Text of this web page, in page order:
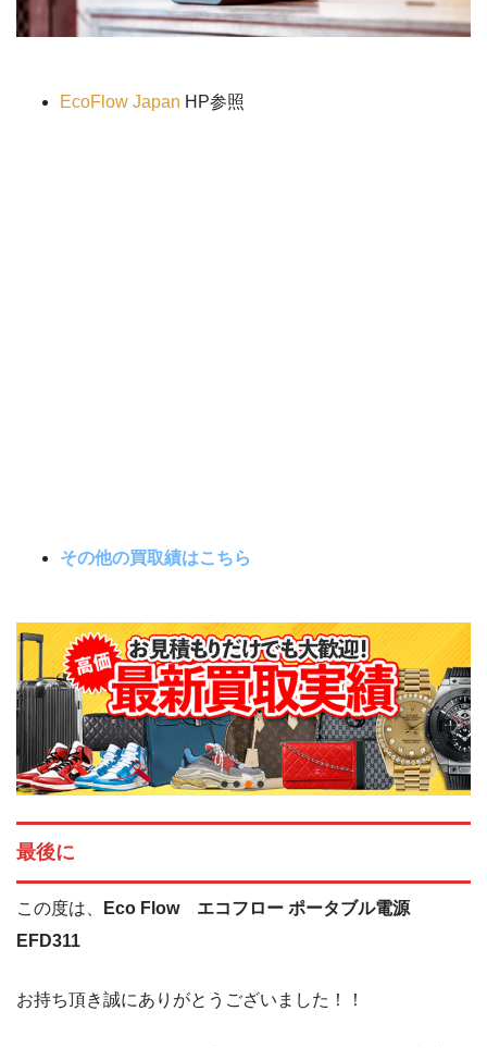
EcoFlow Japan HP参照
その他の買取績はこちら
最後に
この度は、
Eco Flow エコフロー ポータブル電源
EFD311
お持ち頂き誠にありがとうございました！！